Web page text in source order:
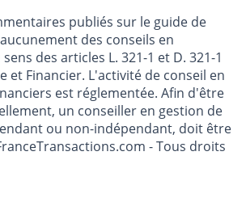
publiés sur le guide de
des conseils en
des articles L. 321-1 et D. 321-1
et Financier. L'activité de conseil en
est réglementée. Afin d'être
un conseiller en gestion de
ou non-indépendant, doit être